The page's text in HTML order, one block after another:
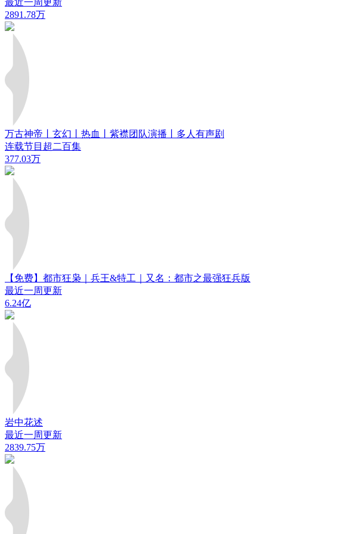
最近一周更新
2891.78万
万古神帝丨玄幻丨热血丨紫襟团队演播丨多人有声剧
连载节目超二百集
377.03万
【免费】都市狂枭｜兵王&特工｜又名：都市之最强狂兵版
最近一周更新
6.24亿
岩中花述
最近一周更新
2839.75万